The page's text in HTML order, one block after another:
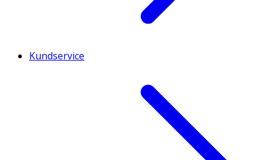
Kundservice